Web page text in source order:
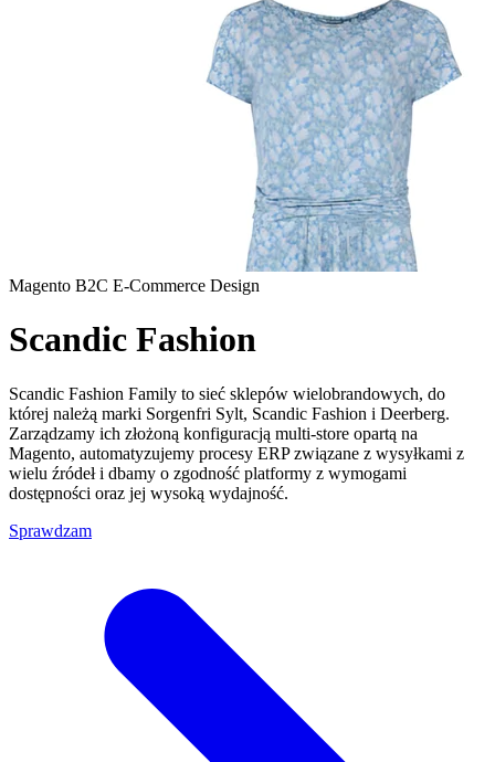
Magento B2C E-Commerce Design
Scandic Fashion
Scandic Fashion Family to sieć sklepów wielobrandowych, do
której należą marki Sorgenfri Sylt, Scandic Fashion i Deerberg.
Zarządzamy ich złożoną konfiguracją multi-store opartą na
Magento, automatyzujemy procesy ERP związane z wysyłkami z
wielu źródeł i dbamy o zgodność platformy z wymogami
dostępności oraz jej wysoką wydajność.
Sprawdzam